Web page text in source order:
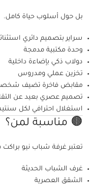
بل حول أسلوب حياة كامل.
سراير بتصميم دائري
وحدة مكتبية مدمجة
دولاب ذكي بإضاءة داخلية
تخزين عملي ومدروس
مقابض فاخرة تضيف
تصميم عصري بعيد عن
استغلال احترافي لكل
🟤 مناسبة لمن؟
تعتبر غرفة شباب نيو براكت
غرف الشباب الحديثة
الشقق العصرية